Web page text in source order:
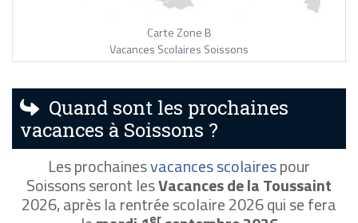
Carte Zone B
Vacances Scolaires Soissons
Quand sont les prochaines
vacances à Soissons ?
Les prochainesvacances scolairespour
Soissons seront lesVacances de la Toussaint
2026, après la rentrée scolaire 2026 qui se fera
er